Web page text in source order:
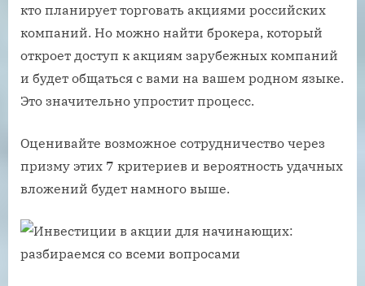
кто планирует торговать акциями российских
компаний. Но можно найти брокера, который
откроет доступ к акциям зарубежных компаний
и будет общаться с вами на вашем родном языке.
Это значительно упростит процесс.
Оценивайте возможное сотрудничество через
призму этих 7 критериев и вероятность удачных
вложений будет намного выше.